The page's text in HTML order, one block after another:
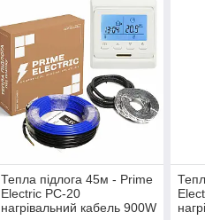
Тепла підлога 45м - Prime
Electric PC-20
нагрівальний кабель 900W